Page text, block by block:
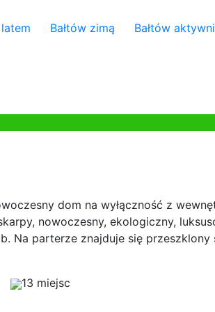
Bałtów zimą Bałtów
dom na wyłączność z
nowoczesny, ekologiczny,
Na parterze znajduje się
13 miejsc